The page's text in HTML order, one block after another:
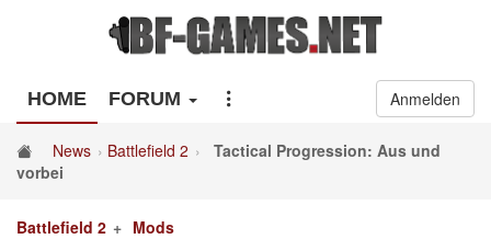
HOME FORUM Anmelden
News Battlefield 2
Tactical Progression: Aus und
vorbei
Battlefield 2 Mods